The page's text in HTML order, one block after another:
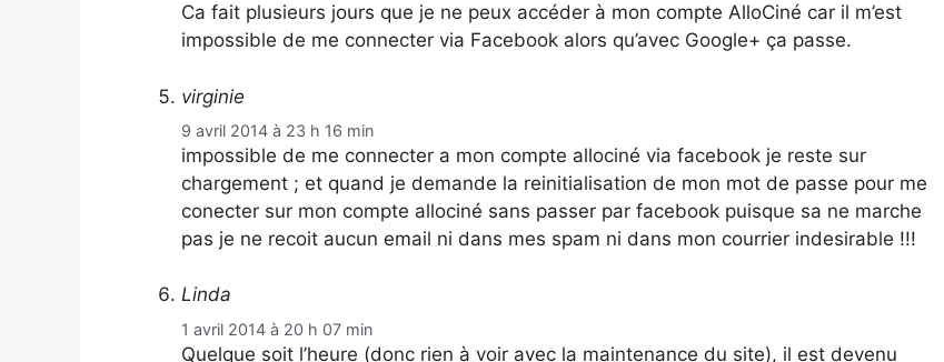
Ca fait plusieurs jours que je ne peux accéder à mon compte AlloCiné car il m’est
impossible de me connecter via Facebook alors qu’avec Google+ ça passe.
virginie
9 avril 2014 à 23 h 16 min
impossible de me connecter a mon compte allociné via facebook je reste sur
chargement ; et quand je demande la reinitialisation de mon mot de passe pour me
conecter sur mon compte allociné sans passer par facebook puisque sa ne marche
pas je ne recoit aucun email ni dans mes spam ni dans mon courrier indesirable !!!
Linda
1 avril 2014 à 20 h 07 min
Quelque soit l’heure (donc rien à voir avec la maintenance du site), il est devenu